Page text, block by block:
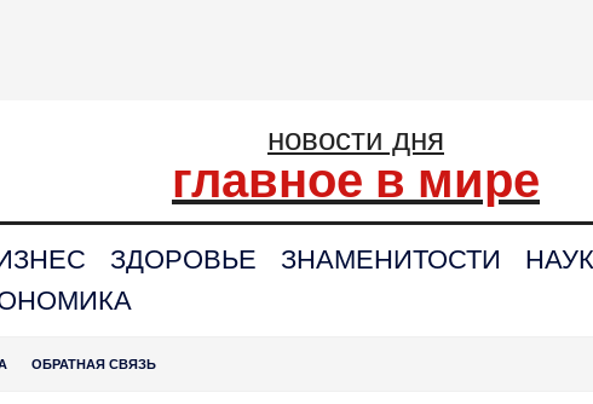
новости дня
главное в мире
ЗДОРОВЬЕ ЗНАМЕНИТОСТИ
ОБРАТНАЯ СВЯЗЬ